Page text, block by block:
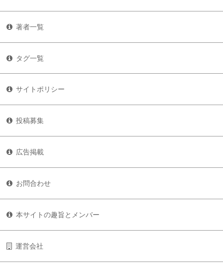
著者一覧
タグ一覧
サイトポリシー
投稿募集
広告掲載
お問合わせ
本サイトの趣旨とメンバー
運営会社